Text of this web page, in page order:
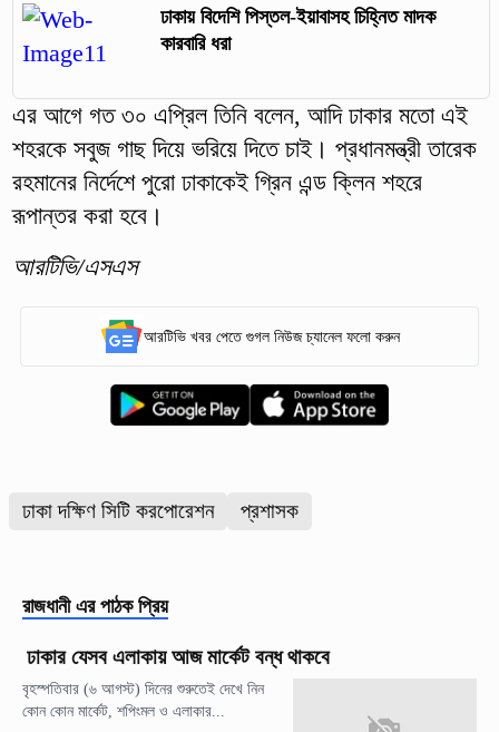
ঢাকায় বিদেশি পিস্তল-ইয়াবাসহ চিহ্নিত মাদক
কারবারি ধরা
এর আগে গত ৩০ এপ্রিল তিনি বলেন, আদি ঢাকার মতো এই
শহরকে সবুজ গাছ দিয়ে ভরিয়ে দিতে চাই। প্রধানমন্ত্রী তারেক
রহমানের নির্দেশে পুরো ঢাকাকেই গ্রিন এন্ড ক্লিন শহরে
রূপান্তর করা হবে।
আরটিভি/এসএস
আরটিভি খবর পেতে গুগল নিউজ চ্যানেল ফলো করুন
ঢাকা দক্ষিণ সিটি করপোরেশন প্রশাসক
রাজধানী এর পাঠক প্রিয়
ঢাকার যেসব এলাকায় আজ মার্কেট বন্ধ থাকবে
বৃহস্পতিবার (৬ আগস্ট) দিনের শুরুতেই দেখে নিন
কোন কোন মার্কেট, শপিংমল ও এলাকার...